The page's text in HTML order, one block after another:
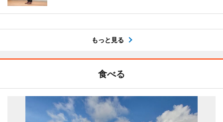
もっと見る
食べる